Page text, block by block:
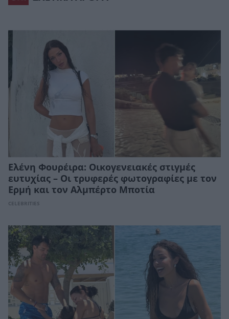
Ελένη Φουρέιρα: Οικογενειακές στιγμές
ευτυχίας – Οι τρυφερές φωτογραφίες με τον
Ερμή και τον Αλμπέρτο Μποτία
CELEBRITIES